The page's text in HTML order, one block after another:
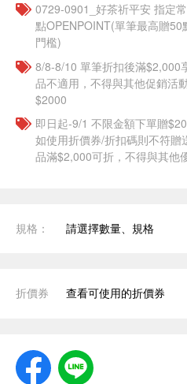
​​0729-0901_好茶祈平安 指定
點OPENPOINT(單筆最高贈
門檻)
8/8-8/10 單筆折扣後滿$2,000
品不適用，不得與其他促銷活
$2000
即日起-9/1 不限金額下單贈
如使用折價券/折扣碼則不符
品滿$2,000可折，不得與其他
規格： 請選擇數量、規格
折價券 查看可使用的折價券